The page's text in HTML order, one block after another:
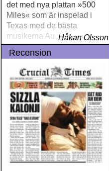
det med nya plattan »500
Miles« som är inspelad i
Texas med de bästa
musikerna Austins
musikscen kan uppbringa.
En platta och artist att
upptäcka!
Håkan Olsson
Recension